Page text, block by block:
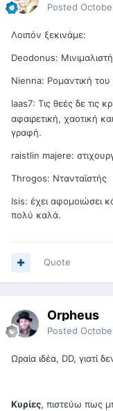
Posted
Λοιπόν ξεκινάμε:
Deodonus:
Nienna: Ρομαντική του
laas7: Τις θεές δε τις
αφαιρετική, χαοτική
γραφή.
raistlin majere:
Throgos: Ντανταϊστής
Isis: έχει αφομοιώσει
πολύ καλά.
Quote
Orpheus
Posted
Ωραία ιδέα, DD, γιατί
Κυρίες, πιστεύω πως